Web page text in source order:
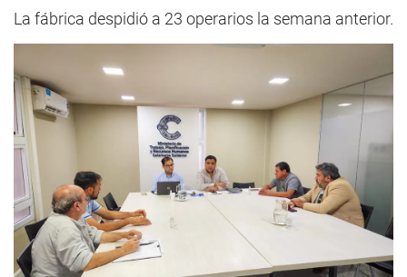
La fábrica despidió a 23 operarios la semana anterior.